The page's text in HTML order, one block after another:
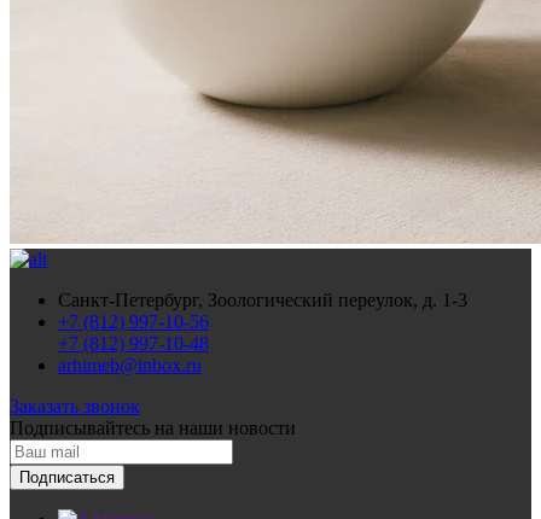
Санкт-Петербург, Зоологический переулок, д. 1-3
+7 (812) 997-10-56
+7 (812) 997-10-48
arhimeb@inbox.ru
Заказать звонок
Подписывайтесь на наши новости